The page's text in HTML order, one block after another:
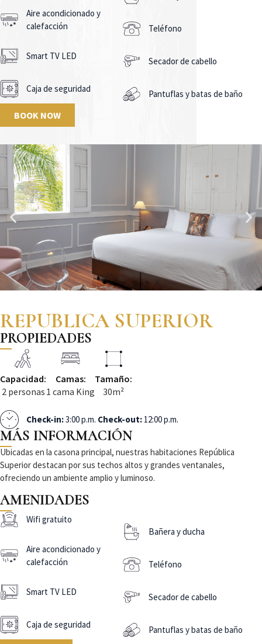
Aire acondicionado y
calefacción
Smart TV LED
Caja de seguridad
Teléfono
Secador de cabello
Pantuflas y batas de baño
BOOK NOW
REPUBLICA SUPERIOR
PROPIEDADES
Capacidad:
2 personas
Camas:
1 cama King
Tamaño:
30m²
Check-in:3:00 p.m. Check-out: 12:00 p.m.
MÁS INFORMACIÓN
Ubicadas en la casona principal, nuestras habitaciones República
Superior destacan por sus techos altos y grandes ventanales,
ofreciendo un ambiente amplio y luminoso.
AMENIDADES
Wifi gratuito
Aire acondicionado y
calefacción
Smart TV LED
Caja de seguridad
Bañera y ducha
Teléfono
Secador de cabello
Pantuflas y batas de baño